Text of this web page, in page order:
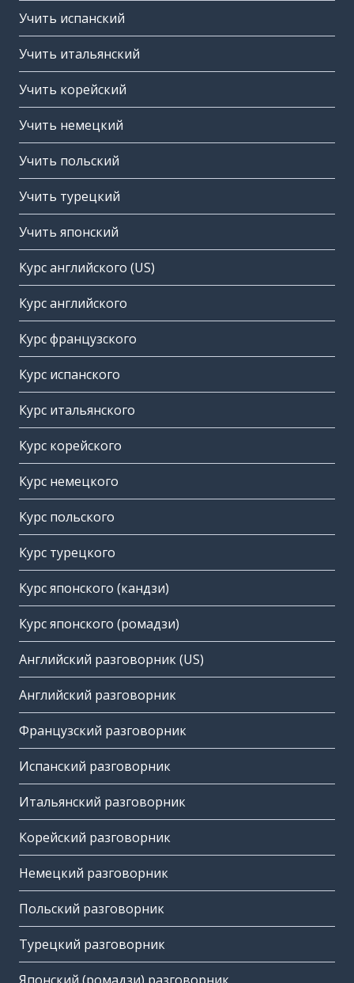
Учить испанский
Учить итальянский
Учить корейский
Учить немецкий
Учить польский
Учить турецкий
Учить японский
Курс английского (US)
Курс английского
Курс французского
Курс испанского
Курс итальянского
Курс корейского
Курс немецкого
Курс польского
Курс турецкого
Курс японского (кандзи)
Курс японского (ромадзи)
Английский разговорник (US)
Английский разговорник
Французский разговорник
Испанский разговорник
Итальянский разговорник
Корейский разговорник
Немецкий разговорник
Польский разговорник
Турецкий разговорник